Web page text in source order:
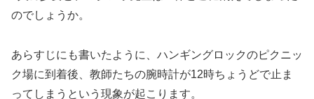
のでしょうか。
あらすじにも書いたように、ハンギングロックのピクニッ
ク場に到着後、教師たちの腕時計が12時ちょうどで止ま
ってしまうという現象が起こります。